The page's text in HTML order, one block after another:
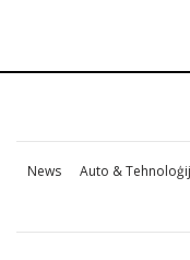
News Auto &